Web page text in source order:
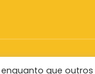
que outros